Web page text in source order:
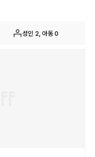
성인 2, 아동 0